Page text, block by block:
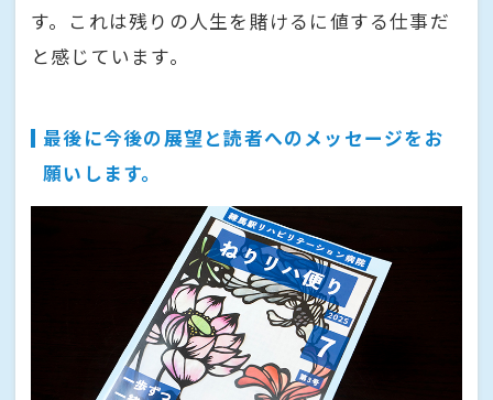
す。これは残りの人生を賭けるに値する仕事だ
と感じています。
最後に今後の展望と読者へのメッセージをお
願いします。